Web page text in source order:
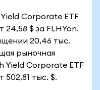
Corporate ETF
24,58 $ за FLHYon.
20,46 тыс.
рыночная
Yield Corporate ETF
502,81 тыс. $.